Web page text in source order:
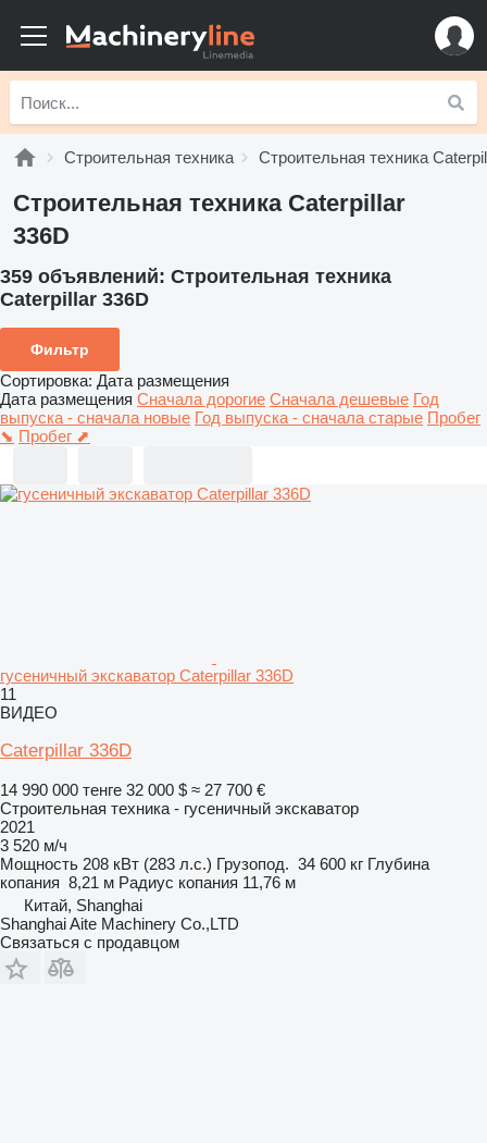
Строительная техника Строительная техника
Строительная техника Caterpillar
336D
359 объявлений: Строительная техника
Caterpillar 336D
Фильтр
Сортировка: Дата размещения
Дата размещения Сначала дорогие Сначала дешевые Год
выпуска - сначала новые Год выпуска - сначала старые Пробег
⬊ Пробег ⬈
гусеничный экскаватор Caterpillar 336D
11
ВИДЕО
Caterpillar 336D
14 990 000 тенге 32 000 $ ≈ 27 700 €
Строительная техника - гусеничный экскаватор
2021
3 520 м/ч
Мощность 208 кВт (283 л.с.) Грузопод. 34 600 кг Глубина
копания 8,21 м Радиус копания 11,76 м
Китай, Shanghai
Shanghai Aite Machinery Co.,LTD
Связаться с продавцом